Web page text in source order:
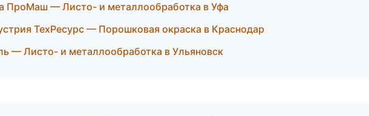
ПроМаш — Листо- и металлообработка в Уфа
ТехРесурс — Порошковая окраска в Краснодар
— Листо- и металлообработка в Ульяновск